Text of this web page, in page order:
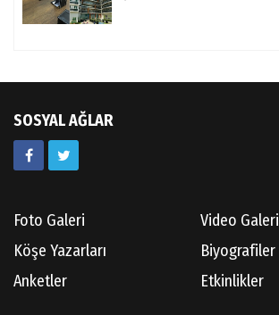
SOSYAL AĞLAR
Foto Galeri
Video Galeri
Köşe Yazarları
Biyografiler
Anketler
Etkinlikler